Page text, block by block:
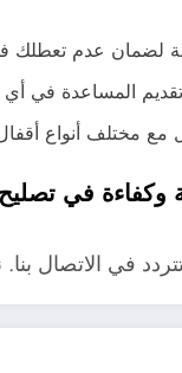
لضمان عدم تعطلك
المساعدة في
مع مختلف أنواع
وكفاءة في
في الاتصال